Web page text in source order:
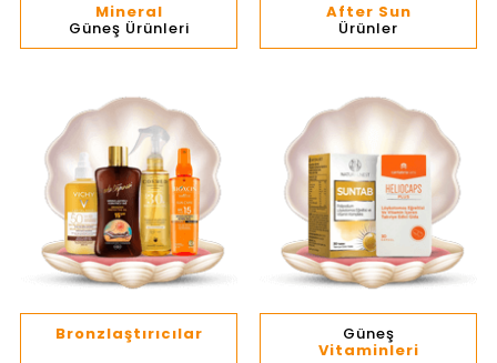
Mineral
Güneş Ürünleri
After Sun
Ürünler
Bronzlaştırıcılar Güneş
Vitaminleri